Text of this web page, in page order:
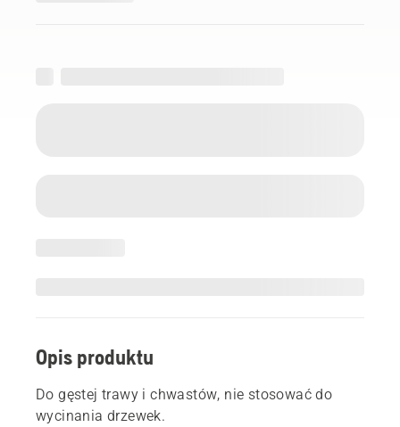
Opis produktu
Do gęstej trawy i chwastów, nie stosować do
wycinania drzewek.